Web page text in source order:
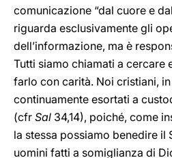
comunicazione “dal cuore e
riguarda esclusivamente gli
dell’informazione, ma è
Tutti siamo chiamati a cercare
farlo con carità. Noi cristiani,
continuamente esortati a
(cfr Sal 34,14), poiché, come
la stessa possiamo benedire il
uomini fatti a somiglianza di